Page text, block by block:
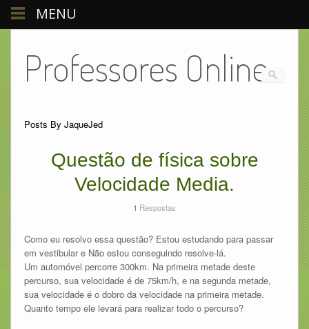
Professores Online
Posts By JaqueJed
Questão de física sobre
Velocidade Media.
1 Respostas
Como eu resolvo essa questão? Estou estudando para passar
em vestibular e Não estou conseguindo resolve-lá.
Um automóvel percorre 300km. Na primeira metade deste
percurso, sua velocidade é de 75km/h, e na segunda metade,
sua velocidade é o dobro da velocidade na primeira metade.
Quanto tempo ele levará para realizar todo o percurso?
MENU